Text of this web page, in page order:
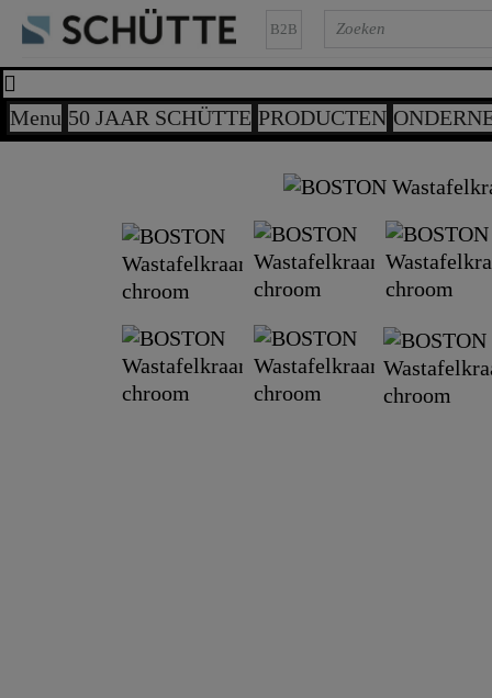
B2B
Menu 50 JAAR SCHÜTTE PRODUCTEN